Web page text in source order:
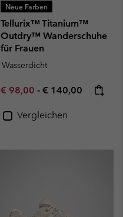
Neue Farben
Tellurix™ Titanium™
Outdry™ Wanderschuhe
für Frauen
Wasserdicht
Minimum sale price:
€ 98,00 - Maximum price:
€ 140,00
Vergleichen